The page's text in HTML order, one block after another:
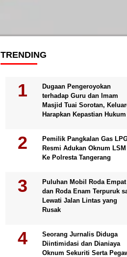
TRENDING
Dugaan Pengeroyokan
terhadap Guru dan Imam
Masjid Tuai Sorotan,
Harapkan Kepastian Hukum
Pemilik Pangkalan Gas
Resmi Adukan Oknum LSM
Ke Polresta Tangerang
Puluhan Mobil Roda Empat
dan Roda Enam Terpuruk
Lewati Jalan Lintas yang
Rusak
Seorang Jurnalis Diduga
Diintimidasi dan Dianiaya
Oknum Sekuriti Serta